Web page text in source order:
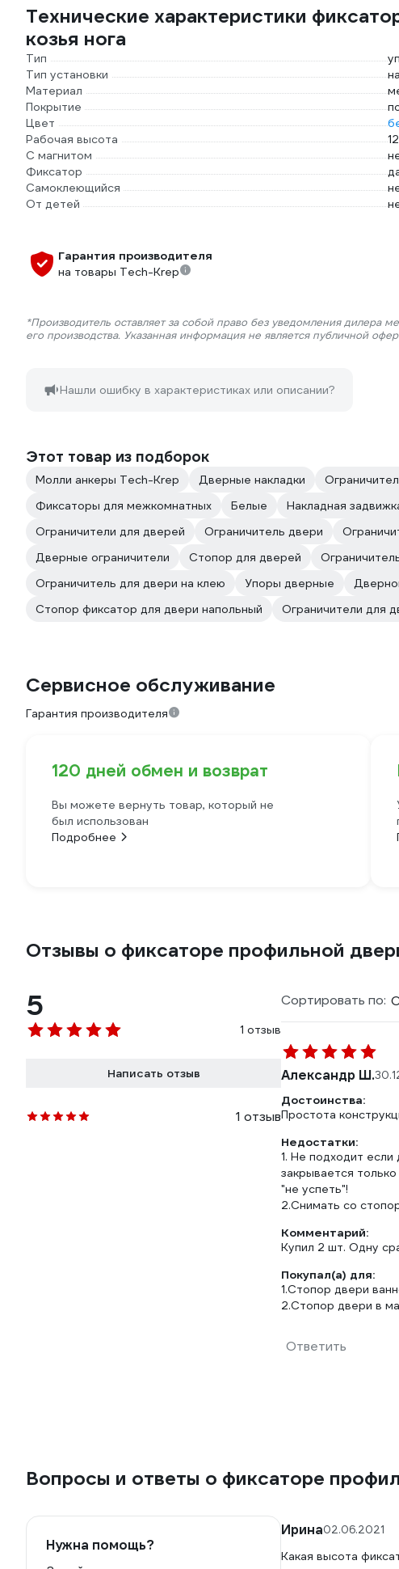
Технические характеристики
козья нога
Тип
Тип установки
Материал
Покрытие
Цвет
Рабочая высота
С магнитом
Фиксатор
Самоклеющийся
От детей
Гарантия производителя
на товары Tech-Krep
*Производитель оставляет за собой право без уведомления дилера
его производства. Указанная информация не является публичной
Нашли ошибку в характеристиках или описании?
Этот товар из подборок
Молли анкеры Tech-Krep Дверные накладки
Фиксаторы для межкомнатных
Белые Накладная
Ограничители для дверей
Ограничитель двери
Дверные ограничители
Стопор для дверей
Ограничитель для двери на клею
Упоры дверные
Стопор фиксатор для двери напольный
Ограничители для
Сервисное обслуживание
Гарантия производителя
120 дней обмен и возврат
Вы можете вернуть товар, который не
был использован
Подробнее
Отзывы о фиксаторе профильной
5
1 отзыв
Написать отзыв
1 отзыв
Сортировать по:
Александр Ш.
Достоинства:
Простота
Недостатки:
1. Не подходит
закрывается
"не успеть"!
2.Снимать со
Комментарий:
Купил 2 шт. Одну
Покупал(а) для:
1.Стопор двери
2.Стопор двери в
Ответить
Вопросы и ответы о фиксаторе
Нужна помощь?
Ирина02.06.2021
Какая высота